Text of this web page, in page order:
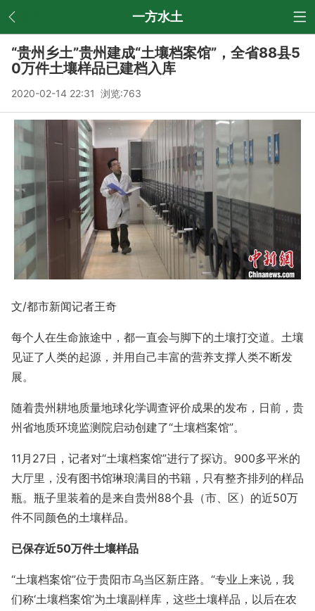
一方水土
“贵州乡土”贵州建成“土壤档案馆”，全省88县5
0万件土壤样品已建档入库
2020-02-14 22:31 浏览:763
文/都市新闻记者王奇
每个人在生命旅途中，都一直会与脚下的土壤打交道。土壤
见证了人类的起源，并用自己丰富的营养支撑人类不断发
展。
随着贵州耕地质量地球化学调查评价成果的发布，日前，贵
州省地质环境监测院启动创建了“土壤档案馆”。
11月27日，记者对“土壤档案馆”进行了探访。900多平米的
大厅里，没有图书馆琳琅满目的书籍，只有整齐排列的样品
瓶。瓶子里装着的是来自贵州88个县（市、区）的近50万
件不同颜色的土壤样品。
已保存近50万件土壤样品
“土壤档案馆”位于贵阳市乌当区新庄路。“专业上来说，我
们称‘土壤档案馆’为土壤副样库，这些土壤样品，以后在农